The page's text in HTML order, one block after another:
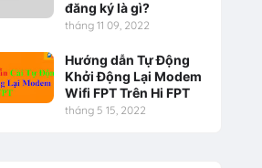
đăng ký là gì?
tháng 11 09, 2022
Hướng dẫn Tự Động
Khởi Động Lại Modem
Wifi FPT Trên Hi FPT
tháng 5 15, 2022